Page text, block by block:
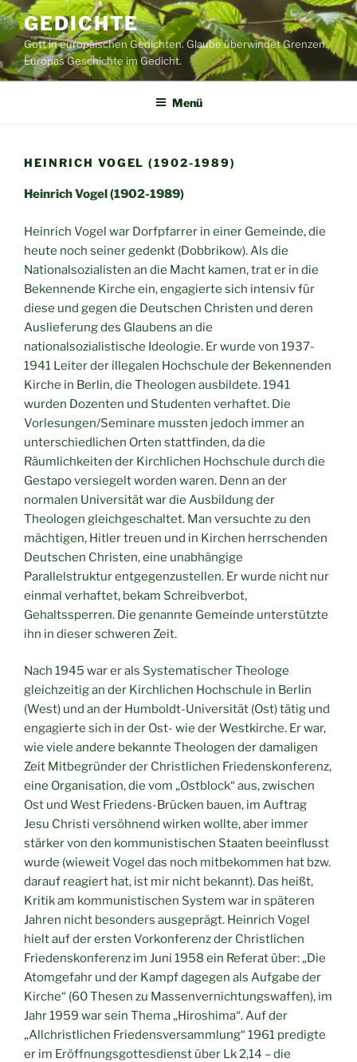
Zum
Inhalt
springen
GEDICHTE
Gott in europäischen Gedichten. Glaube überwindet Grenzen.
Europas Geschichte im Gedicht.
Menü
HEINRICH VOGEL (1902-1989)
Heinrich Vogel (1902-1989)
Heinrich Vogel war Dorfpfarrer in einer Gemeinde, die
heute noch seiner gedenkt (Dobbrikow). Als die
Nationalsozialisten an die Macht kamen, trat er in die
Bekennende Kirche ein, engagierte sich intensiv für
diese und gegen die Deutschen Christen und deren
Auslieferung des Glaubens an die
nationalsozialistische Ideologie. Er wurde von 1937-
1941 Leiter der illegalen Hochschule der Bekennenden
Kirche in Berlin, die Theologen ausbildete. 1941
wurden Dozenten und Studenten verhaftet. Die
Vorlesungen/Seminare mussten jedoch immer an
unterschiedlichen Orten stattfinden, da die
Räumlichkeiten der Kirchlichen Hochschule durch die
Gestapo versiegelt worden waren. Denn an der
normalen Universität war die Ausbildung der
Theologen gleichgeschaltet. Man versuchte zu den
mächtigen, Hitler treuen und in Kirchen herrschenden
Deutschen Christen, eine unabhängige
Parallelstruktur entgegenzustellen. Er wurde nicht nur
einmal verhaftet, bekam Schreibverbot,
Gehaltssperren. Die genannte Gemeinde unterstützte
ihn in dieser schweren Zeit.
Nach 1945 war er als Systematischer Theologe
gleichzeitig an der Kirchlichen Hochschule in Berlin
(West) und an der Humboldt-Universität (Ost) tätig und
engagierte sich in der Ost- wie der Westkirche. Er war,
wie viele andere bekannte Theologen der damaligen
Zeit Mitbegründer der Christlichen Friedenskonferenz,
eine Organisation, die vom „Ostblock“ aus, zwischen
Ost und West Friedens-Brücken bauen, im Auftrag
Jesu Christi versöhnend wirken wollte, aber immer
stärker von den kommunistischen Staaten beeinflusst
wurde (wieweit Vogel das noch mitbekommen hat bzw.
darauf reagiert hat, ist mir nicht bekannt). Das heißt,
Kritik am kommunistischen System war in späteren
Jahren nicht besonders ausgeprägt. Heinrich Vogel
hielt auf der ersten Vorkonferenz der Christlichen
Friedenskonferenz im Juni 1958 ein Referat über: „Die
Atomgefahr und der Kampf dagegen als Aufgabe der
Kirche“ (60 Thesen zu Massenvernichtungswaffen), im
Jahr 1959 war sein Thema „Hiroshima“. Auf der
„Allchristlichen Friedensversammlung“ 1961 predigte
er im Eröffnungsgottesdienst über Lk 2,14 – die